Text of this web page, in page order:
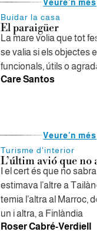
Veure'n més
Buidar la casa
El paraigüer
La mare volia que tot fes
se valia si els objectes
funcionals, útils o
Care Santos
Veure'n més
Turisme d'interior
L’últim avió que no
I el cert és que no sabran
estimava l’altre a
temia l’altra al Marroc, de
un i altra, a Finlàndia
Roser Cabré-Verdiell